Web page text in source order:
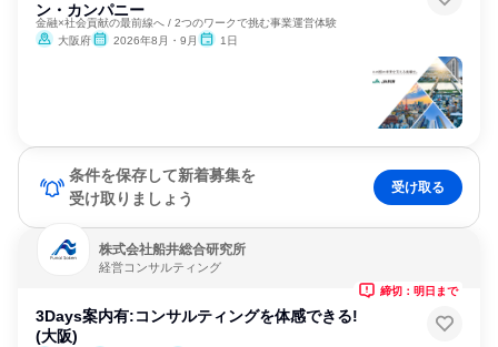
ン・カンパニー
金融×社会貢献の最前線へ / 2つのワークで挑む事業運営体験
大阪府
2026年8月・9月 1日
条件を保存して新着募集を
受け取りましょう
受け取る
株式会社船井総合研究所
経営コンサルティング
3Days案内有:コンサルティングを体感できる!
(大阪)
締切：明日まで